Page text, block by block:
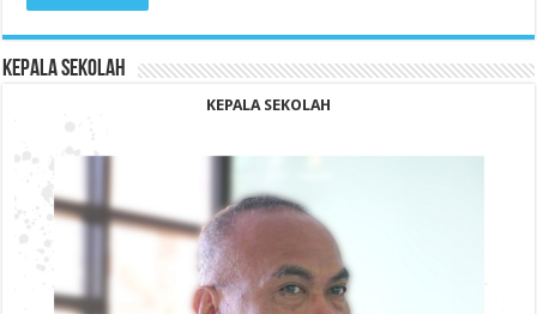
KEPALA SEKOLAH
KEPALA SEKOLAH